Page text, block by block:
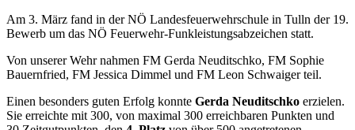
Am 3. März fand in der NÖ Landesfeuerwehrschule in Tulln der 19.
Bewerb um das NÖ Feuerwehr-Funkleistungsabzeichen statt.
Von unserer Wehr nahmen FM Gerda Neuditschko, FM Sophie
Bauernfried, FM Jessica Dimmel und FM Leon Schwaiger teil.
Einen besonders guten Erfolg konnte Gerda Neuditschko erzielen.
Sie erreichte mit 300, von maximal 300 erreichbaren Punkten und